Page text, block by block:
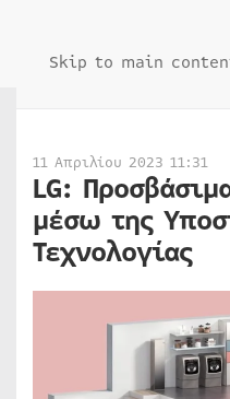
Skip to main
11 Απριλίου 2023 11:31
LG:
μέσω της
Τεχνολογίας